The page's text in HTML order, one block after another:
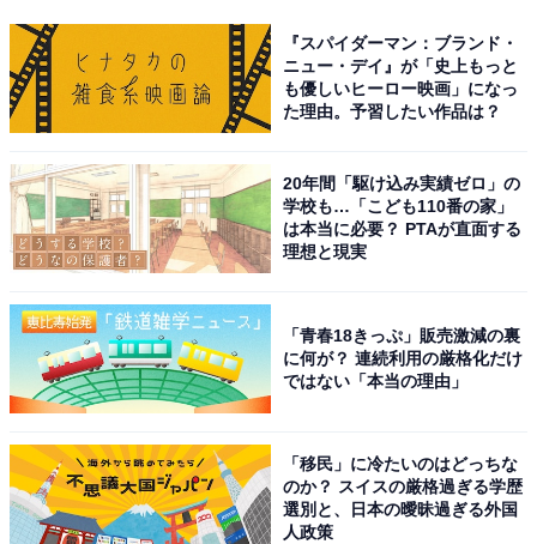
『スパイダーマン：ブランド・
ニュー・デイ』が「史上もっと
も優しいヒーロー映画」になっ
た理由。予習したい作品は？
20年間「駆け込み実績ゼロ」の
学校も…「こども110番の家」
は本当に必要？ PTAが直面する
理想と現実
「青春18きっぷ」販売激減の裏
に何が？ 連続利用の厳格化だけ
ではない「本当の理由」
「移民」に冷たいのはどっちな
のか？ スイスの厳格過ぎる学歴
選別と、日本の曖昧過ぎる外国
人政策